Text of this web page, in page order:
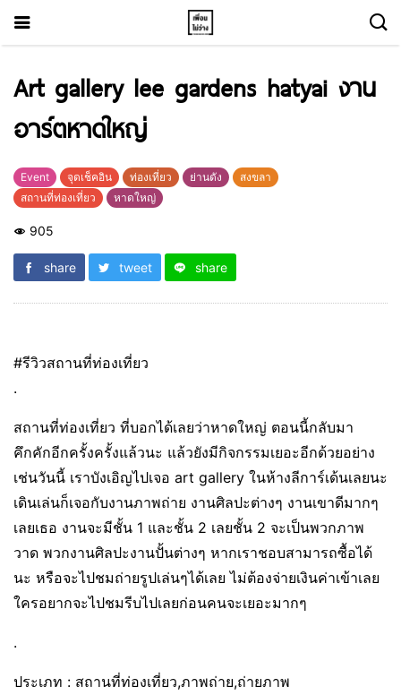
Art gallery lee gardens hatyai งาน
อาร์ตหาดใหญ่
Event จุดเช็คอิน ท่องเที่ยว ย่านดัง
สงขลา
สถานที่ท่องเที่ยว
หาดใหญ่
905
share tweet share
#รีวิวสถานที่ท่องเที่ยว
.
สถานที่ท่องเที่ยว ที่บอกได้เลยว่าหาดใหญ่ ตอนนี้กลับมา
คึกคักอีกครั้งครั้งแล้วนะ แล้วยังมีกิจกรรมเยอะอีกด้วยอย่าง
เช่นวันนี้ เราบังเอิญไปเจอ art gallery ในห้างลีการ์เด้นเลยนะ
เดินเล่นก็เจอกับงานภาพถ่าย งานศิลปะต่างๆ งานเขาดีมากๆ
เลยเธอ งานจะมีชั้น 1 และชั้น 2 เลยชั้น 2 จะเป็นพวกภาพ
วาด พวกงานศิลปะงานปั้นต่างๆ หากเราชอบสามารถซื้อได้
นะ หรือจะไปชมถ่ายรูปเล่นๆได้เลย ไม่ต้องจ่ายเงินค่าเข้าเลย
ใครอยากจะไปชมรีบไปเลยก่อนคนจะเยอะมากๆ
.
ประเภท : สถานที่ท่องเที่ยว,ภาพถ่าย,ถ่ายภาพ